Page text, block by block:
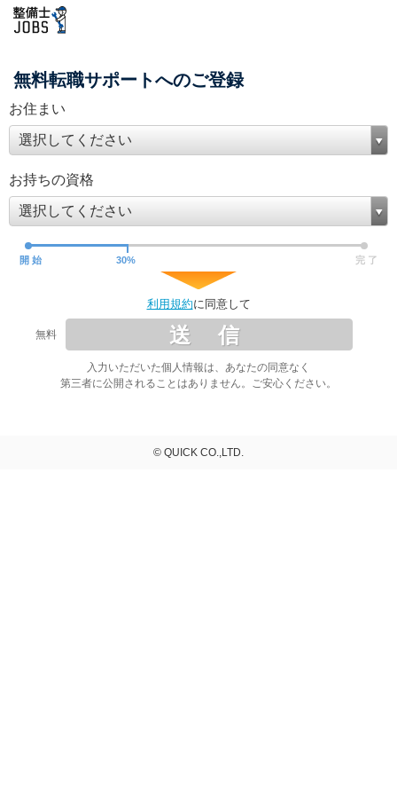
無料転職サポートへのご登録
お住まい
選択してください
お持ちの資格
選択してください
開 始 30% 完 了
利用規約に同意して
無料 送 信
入力いただいた個人情報は、あなたの同意なく
第三者に公開されることはありません。ご安心ください。
© QUICK CO.,LTD.